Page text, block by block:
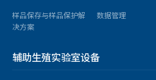
样品保存与样品保护解
决方案
数据管理
辅助生殖实验室设备